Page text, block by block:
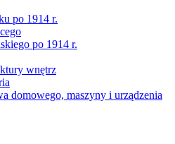
po 1914 r.
po 1914 r.
wnętrz
domowego, maszyny i urządzenia